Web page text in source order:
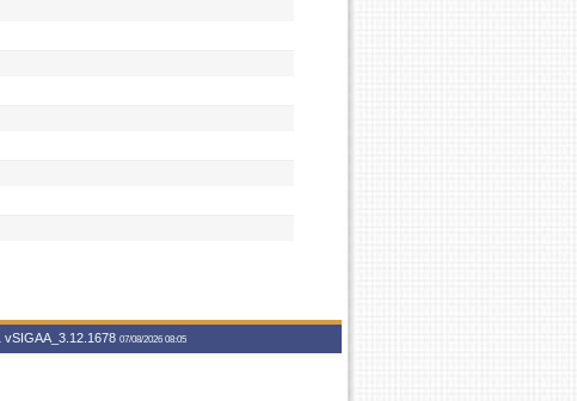
vSIGAA_3.12.1678 07/08/2026 08:05